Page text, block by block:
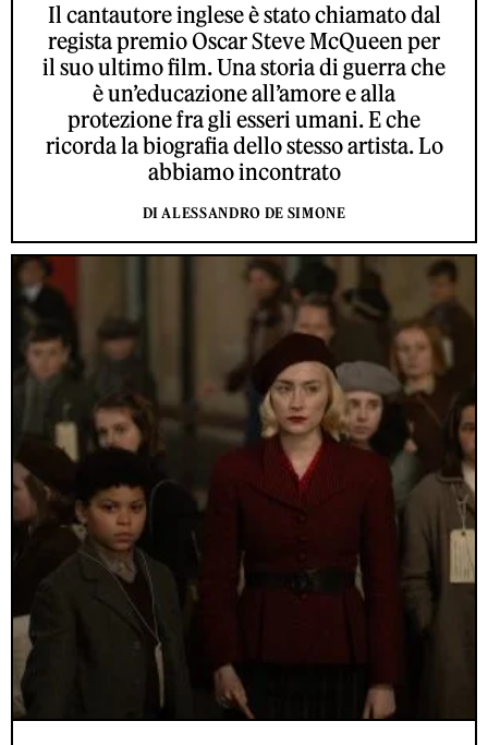
Il cantautore inglese è stato chiamato dal
regista premio Oscar Steve McQueen per
il suo ultimo film. Una storia di guerra che
è un’educazione all’amore e alla
protezione fra gli esseri umani. E che
ricorda la biografia dello stesso artista. Lo
abbiamo incontrato
DI ALESSANDRO DE SIMONE